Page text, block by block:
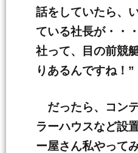
話をしていたら、
ている社長が・・
社って、目の前競
りあるんですね！
だったら、コン
ラーハウスなど設
ー屋さん私やって